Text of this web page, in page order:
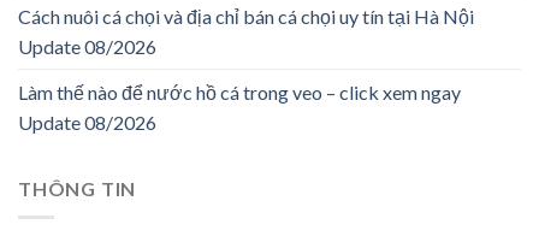
Cách nuôi cá chọi và địa chỉ bán cá chọi uy tín tại Hà Nội
Update 08/2026
Làm thế nào để nước hồ cá trong veo – click xem ngay
Update 08/2026
THÔNG TIN